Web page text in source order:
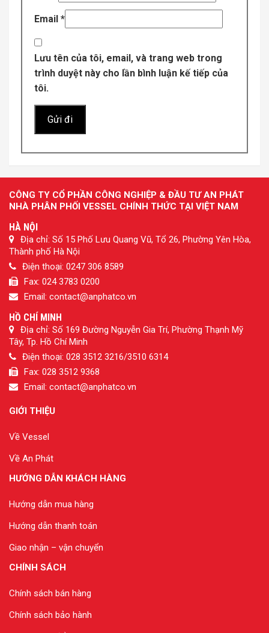
Email *
Lưu tên của tôi, email, và trang web trong
trình duyệt này cho lần bình luận kế tiếp của
tôi.
CÔNG TY CỔ PHẦN CÔNG NGHIỆP & ĐẦU TƯ AN PHÁT
NHÀ PHÂN PHỐI VESSEL CHÍNH THỨC TẠI VIỆT NAM
HÀ NỘI
Địa chỉ: Số 15 Phố Lưu Quang Vũ, Tổ 26, Phường Yên Hòa,
Thành phố Hà Nội
Điện thoại: 0247 306 8589
Fax: 024 3783 0200
Email: contact@anphatco.vn
HỒ CHÍ MINH
Địa chỉ: Số 169 Đường Nguyễn Gia Trí, Phường Thạnh Mỹ
Tây, Tp. Hồ Chí Minh
Điện thoại: 028 3512 3216/3510 6314
Fax: 028 3512 9368
Email: contact@anphatco.vn
GIỚI THIỆU
Về Vessel
Về An Phát
HƯỚNG DẪN KHÁCH HÀNG
Hướng dẫn mua hàng
Hướng dẫn thanh toán
Giao nhận – vận chuyển
CHÍNH SÁCH
Chính sách bán hàng
Chính sách bảo hành